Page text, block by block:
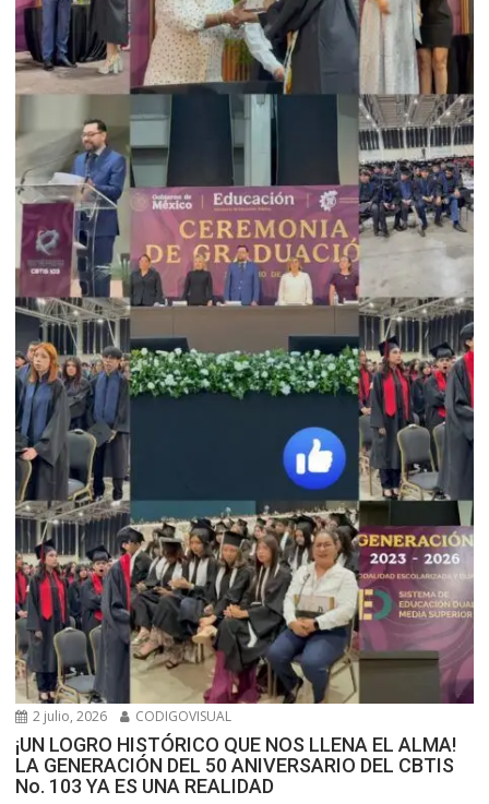
2 julio, 2026 CODIGOVISUAL
¡UN LOGRO HISTÓRICO QUE NOS LLENA EL ALMA!
LA GENERACIÓN DEL 50 ANIVERSARIO DEL CBTIS
No. 103 YA ES UNA REALIDAD